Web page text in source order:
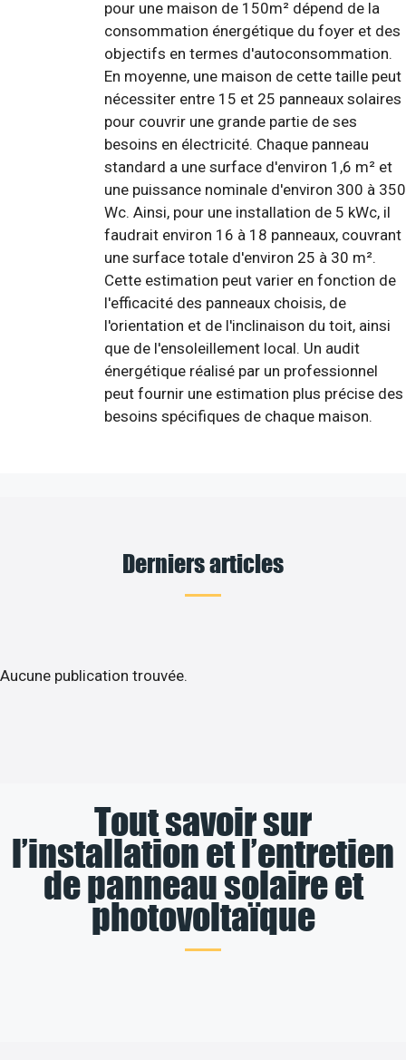
pour une maison de 150m² dépend de la
consommation énergétique du foyer et des
objectifs en termes d'autoconsommation.
En moyenne, une maison de cette taille peut
nécessiter entre 15 et 25 panneaux solaires
pour couvrir une grande partie de ses
besoins en électricité. Chaque panneau
standard a une surface d'environ 1,6 m² et
une puissance nominale d'environ 300 à 350
Wc. Ainsi, pour une installation de 5 kWc, il
faudrait environ 16 à 18 panneaux, couvrant
une surface totale d'environ 25 à 30 m².
Cette estimation peut varier en fonction de
l'efficacité des panneaux choisis, de
l'orientation et de l'inclinaison du toit, ainsi
que de l'ensoleillement local. Un audit
énergétique réalisé par un professionnel
peut fournir une estimation plus précise des
besoins spécifiques de chaque maison.
Derniers articles
Aucune publication trouvée.
Tout savoir sur
l’installation et l’entretien
de panneau solaire et
photovoltaïque